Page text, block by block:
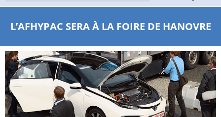
L’AFHYPAC SERA À LA FOIRE DE HANOVRE